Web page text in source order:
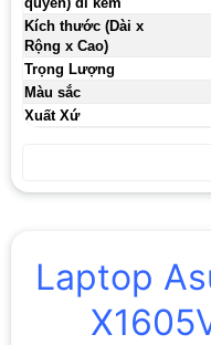
Laptop
Kích thước (Dài x
Rộng x Cao)
Trọng Lượng
Màu sắc
Xuất Xứ